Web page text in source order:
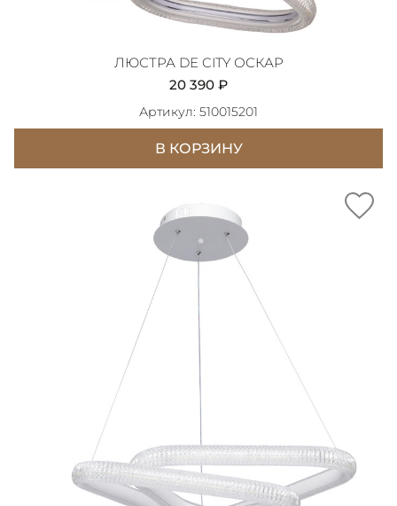
ЛЮСТРА DE CITY ОСКАР
20 390 ₽
Артикул: 510015201
В КОРЗИНУ